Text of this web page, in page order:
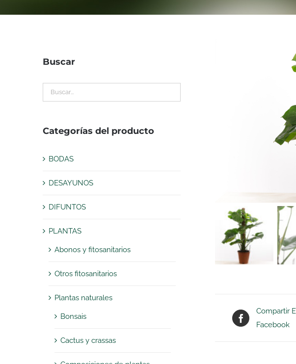
Compartir
Facebook
Buscar
Categorías del producto
BODAS
DESAYUNOS
DIFUNTOS
PLANTAS
Abonos y fitosanitarios
Otros fitosanitarios
Plantas naturales
Bonsais
Cactus y crassas